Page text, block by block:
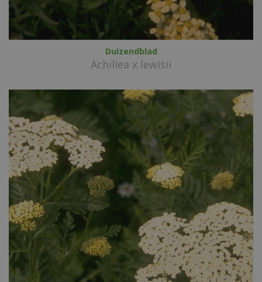
Duizendblad
Achillea x lewisii